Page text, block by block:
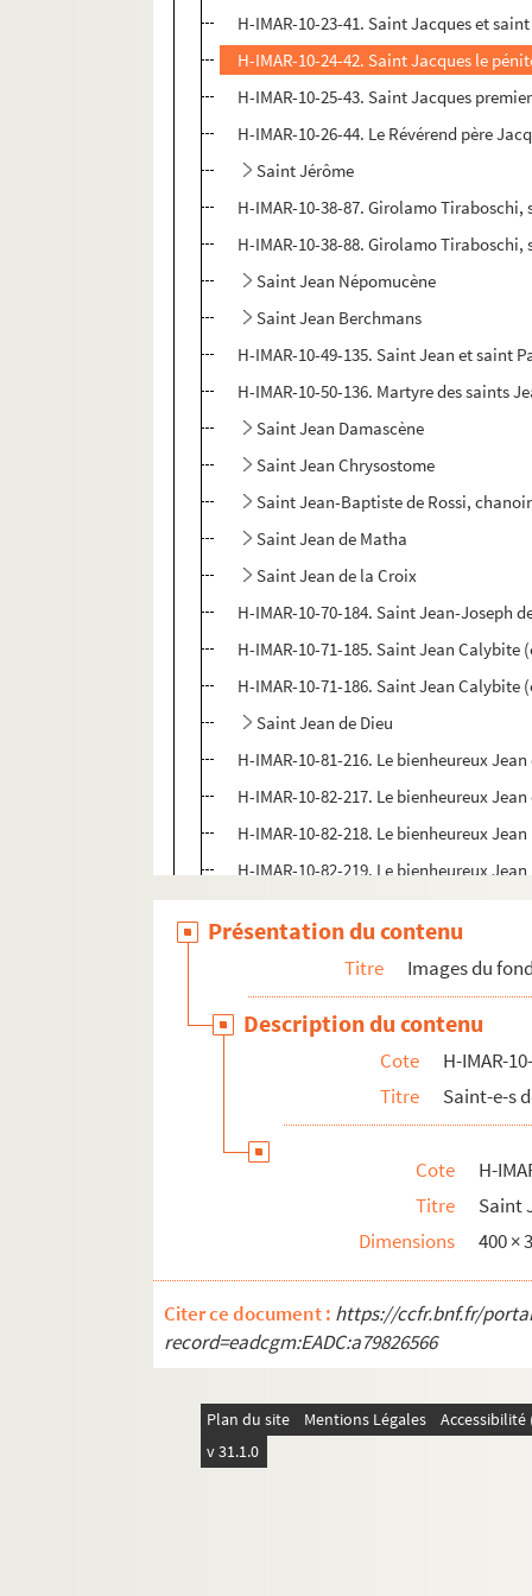
H-IMAR-10-23-41. Saint Jacques et
H-IMAR-10-24-42. Saint Jacques le
H-IMAR-10-25-43. Saint Jacques
H-IMAR-10-26-44. Le Révérend père
Saint Jérôme
H-IMAR-10-38-87. Girolamo Tiraboschi,
H-IMAR-10-38-88. Girolamo Tiraboschi,
Saint Jean Népomucène
Saint Jean Berchmans
H-IMAR-10-49-135. Saint Jean et saint
H-IMAR-10-50-136. Martyre des saints
Saint Jean Damascène
Saint Jean Chrysostome
Saint Jean-Baptiste de Rossi,
Saint Jean de Matha
Saint Jean de la Croix
H-IMAR-10-70-184. Saint Jean-Joseph
H-IMAR-10-71-185. Saint Jean Calybite
H-IMAR-10-71-186. Saint Jean Calybite
Saint Jean de Dieu
H-IMAR-10-81-216. Le bienheureux
H-IMAR-10-82-217. Le bienheureux
H-IMAR-10-82-218. Le bienheureux
H-IMAR-10-82-219. Le bienheureux
H-IMAR-10-82-220. Saint Jean de
H-IMAR-10-83-221. Le bienheureux
H-IMAR-10-84-222. Saint Jean de
H-IMAR-10-85-223. Saint Jean Kenty,
H-IMAR-10-86-224. San Jean Kenty
Saint Jean Gualbert
Saint Jean l'Aumônier
H-IMAR-10-93-236. Saint Jean de
H-IMAR-10-94-237. "Le bienheureux
H-IMAR-10-94-238. "Le bienheureux
H-IMAR-10-95-239. Saint Jean
H-IMAR-10-96-240. Saint Jean
H-IMAR-10-96-241. Saint Jean, ermite
H-IMAR-10-96-243. Saint Jean
H-IMAR-10-96-244. Saint Jean,
Présentation du contenu
Titre Images du
Description du contenu
Cote
H-IMAR-
Titre
Saint-e-s
Cote
H-
Titre
Saint
Dimensions
400 ×
Citer ce document : https://ccfr.bnf.fr/
record=eadcgm:EADC:a79826566
Plan du site Mentions Légales
v 31.1.0